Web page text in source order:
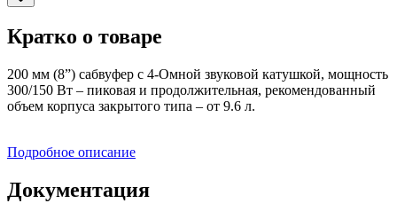
Кратко о товаре
200 мм (8”) сабвуфер с 4-Омной звуковой катушкой, мощность
300/150 Вт – пиковая и продолжительная, рекомендованный
объем корпуса закрытого типа – от 9.6 л.
Подробное описание
Документация